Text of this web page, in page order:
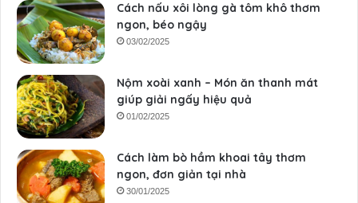
Cách nấu xôi lòng gà tôm khô thơm
ngon, béo ngậy
03/02/2025
Nộm xoài xanh – Món ăn thanh mát
giúp giải ngấy hiệu quả
01/02/2025
Cách làm bò hầm khoai tây thơm
ngon, đơn giản tại nhà
30/01/2025